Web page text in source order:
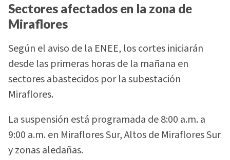
Sectores afectados en la zona de
Miraflores
Según el aviso de la ENEE, los cortes iniciarán
desde las primeras horas de la mañana en
sectores abastecidos por la subestación
Miraflores.
La suspensión está programada de 8:00 a.m. a
9:00 a.m. en Miraflores Sur, Altos de Miraflores Sur
y zonas aledañas.